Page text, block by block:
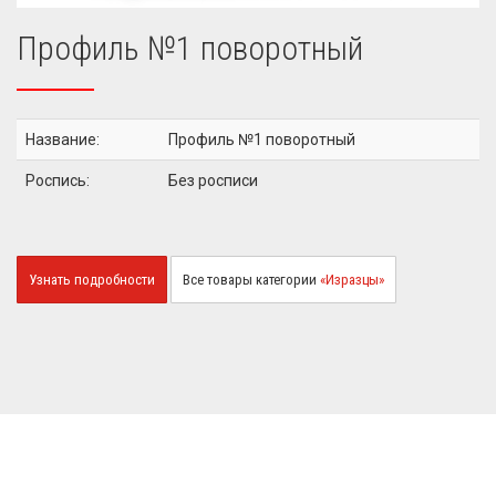
Профиль №1 поворотный
Название: Профиль №1 поворотный
Роспись: Без росписи
Узнать подробности Все товары категории «Изразцы»